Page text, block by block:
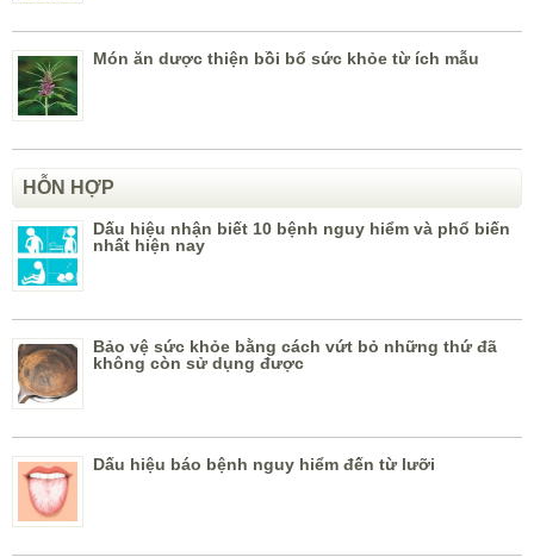
Món ăn dược thiện bồi bổ sức khỏe từ ích mẫu
HỖN HỢP
Dấu hiệu nhận biết 10 bệnh nguy hiểm và phổ biến
nhất hiện nay
Bảo vệ sức khỏe bằng cách vứt bỏ những thứ đã
không còn sử dụng được
Dấu hiệu báo bệnh nguy hiểm đến từ lưỡi